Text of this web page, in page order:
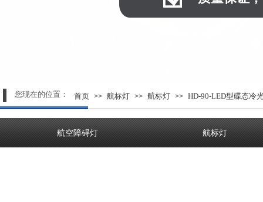
您现在的位置： 首页 >> 航标灯 >> 航标灯 >> HD-90-LED型碟态冷
航空障碍灯 航标灯